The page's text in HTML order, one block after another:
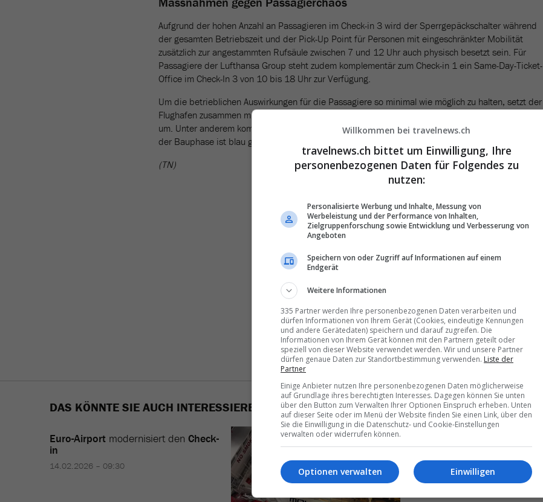
Aufgrund der hohen Anzahl an Passagieren im Check-in 3 wird der Sperrgepäckschalter während
der gesamten Betriebszeit und der Pick-Up Point für Personen mit eingeschränkter Mobilität
zusätzlich zur angestammten Rufsäule zwischen 7 und 12 Uhr auch physisch besetzt sein. Für
Passagiere der Lufthansa Group steht zudem komplementär zum Check-in 1 ein Same-Day-Ticket-
Office im Check-In 3 von 10 bis 18 Uhr zur Verfügung.
Um die betrieblichen Auswirkungen für die Passagiere so minimal wie möglich zu halten, setzt der
Flughafen zusammen mit der Lufthansa Group und Swissport eine Reihe weiterer Massnahmen
um. Unter anderem kommt zusätzliches Personal zum Einsatz. Die temporäre Wegführung während
der Bauphase ist blau gekennzeichnet.
(TN)
DAS KÖNNTE SIE AUCH INTERESSIEREN
Euro-Airport modernisiert den Check-
in
14.02.2026 – 09:30
Direktverbindungen»
21.05.2026 – 08:30
Willkommen bei travelnews.ch
travelnews.ch bittet um Einwilligung, Ihre
personenbezogenen Daten für Folgendes zu
nutzen:
Personalisierte Werbung und Inhalte, Messung von
Werbeleistung und der Performance von Inhalten,
Zielgruppenforschung sowie Entwicklung und Verbesserung von
Angeboten
Speichern von oder Zugriff auf Informationen auf einem
Endgerät
Weitere Informationen
335 Partner werden Ihre personenbezogenen Daten verarbeiten und
dürfen Informationen von Ihrem Gerät (Cookies, eindeutige Kennungen
und andere Gerätedaten) speichern und darauf zugreifen. Die
Informationen von Ihrem Gerät können mit den Partnern geteilt oder
speziell von dieser Website verwendet werden. Wir und unsere Partner
dürfen genaue Daten zur Standortbestimmung verwenden. Liste der
Partner
Einige Anbieter nutzen Ihre personenbezogenen Daten möglicherweise
auf Grundlage ihres berechtigten Interesses. Dagegen können Sie unten
über den Button zum Verwalten Ihrer Optionen Einspruch erheben. Unten
auf dieser Seite oder im Menü der Website finden Sie einen Link, über den
Sie die Einwilligung in die Datenschutz- und Cookie-Einstellungen
verwalten oder widerrufen können.
Einwilligen
Optionen verwalten